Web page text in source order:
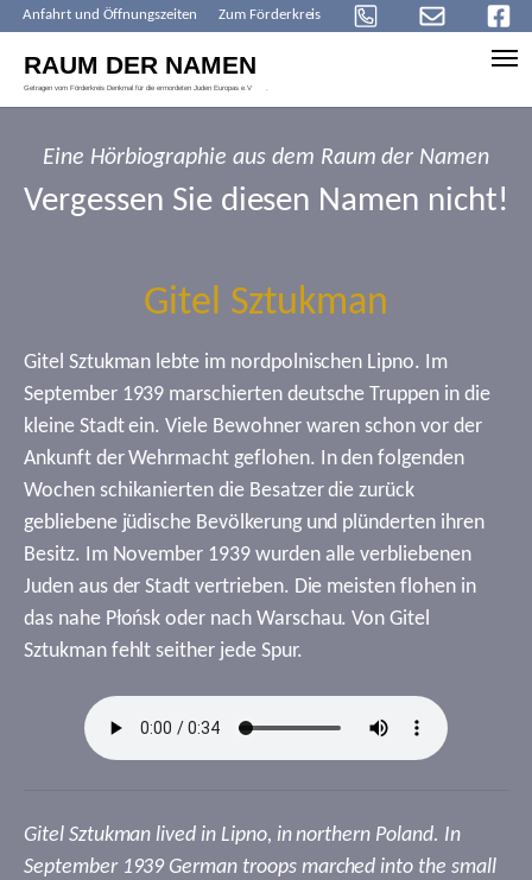
Anfahrt und Öffnungszeiten Zum Förderkreis
Eine Hörbiographie aus dem Raum der Namen
Vergessen Sie diesen Namen nicht!
Gitel Sztukman
Gitel Sztukman lebte im nordpolnischen Lipno. Im
September 1939 marschierten deutsche Truppen in die
kleine Stadt ein. Viele Bewohner waren schon vor der
Ankunft der Wehrmacht geflohen. In den folgenden
Wochen schikanierten die Besatzer die zurück
gebliebene jüdische Bevölkerung und plünderten ihren
Besitz. Im November 1939 wurden alle verbliebenen
Juden aus der Stadt vertrieben. Die meisten flohen in
das nahe Płońsk oder nach Warschau. Von Gitel
Sztukman fehlt seither jede Spur.
Gitel Sztukman lived in Lipno, in northern Poland. In
September 1939 German troops marched into the small